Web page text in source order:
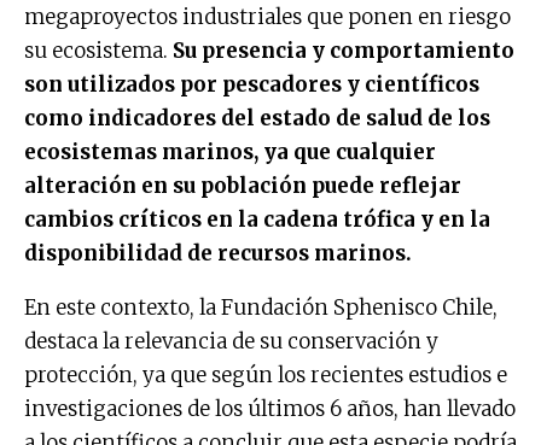
megaproyectos industriales que ponen en riesgo
su ecosistema. Su presencia y comportamiento
son utilizados por pescadores y científicos
como indicadores del estado de salud de los
ecosistemas marinos, ya que cualquier
alteración en su población puede reflejar
cambios críticos en la cadena trófica y en la
disponibilidad de recursos marinos.
En este contexto, la Fundación Sphenisco Chile,
destaca la relevancia de su conservación y
protección, ya que según los recientes estudios e
investigaciones de los últimos 6 años, han llevado